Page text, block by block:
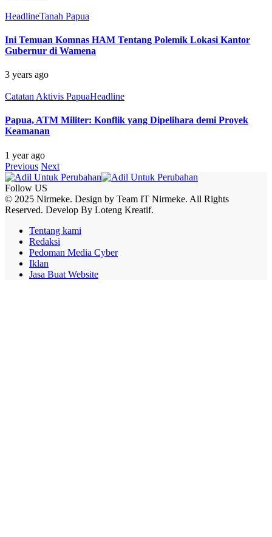
HeadlineTanah Papua
Ini Temuan Komnas HAM Tentang Polemik Lokasi Kantor
Gubernur di Wamena
3 years ago
Catatan Aktivis PapuaHeadline
Papua, ATM Militer: Konflik yang Dipelihara demi Proyek
Keamanan
1 year ago
Previous Next
Follow US
© 2025 Nirmeke. Design by Team IT Nirmeke. All Rights
Reserved. Develop By Loteng Kreatif.
Tentang kami
Redaksi
Pedoman Media Cyber
Iklan
Jasa Buat Website